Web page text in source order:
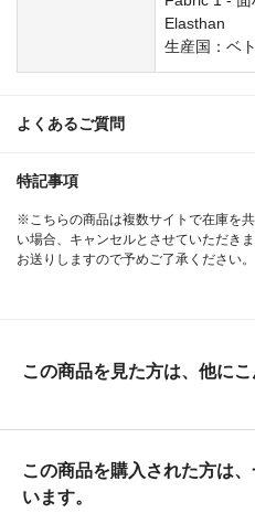
Elasthan
生産国：ベ
よくあるご質問
特記事項
※こちらの商品は複数サイトで在庫を
い場合、キャンセルとさせていただき
お送りしますので予めご了承ください。
この商品を見た方は、他に
この商品を購入された方は
います。